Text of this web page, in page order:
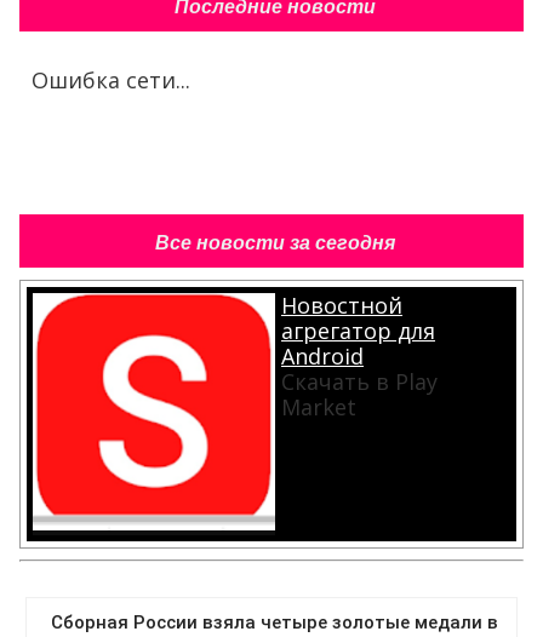
Последние новости
Ошибка сети...
Все новости за сегодня
Новостной
агрегатор для
Android
Скачать в Play
Market